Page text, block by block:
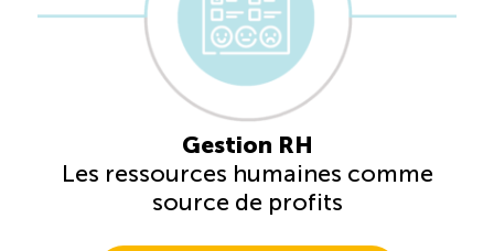
norme
Boomerang – Partage de ressources
Chantier sur la saisonnalité
Gestion RH
Les ressources humaines comme
source de profits